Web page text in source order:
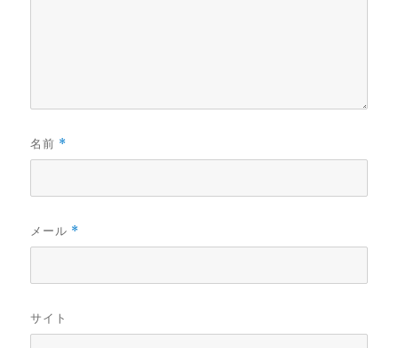
名前 *
メール *
サイト